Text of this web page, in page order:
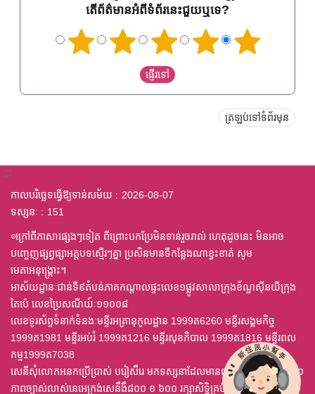
តើព័ត៌មានអំពីទំព័រនេះជួយឬទេ?
ត្រឡប់ទៅទំព័រមុន
:::
កាលបរិច្ឆេទធ្វើឱ្យទាន់សម័យ
2026-08-07
ទស្សនៈ
151
◎ក្រៅពីភាសាផ្សេងៗទៀត ពីព្រោះបកប្រែមិនទាន់រួចរាល់ ហេតុដូចនេះ មិនអាច
បញ្ចេញផ្សព្វផ្សាអត្តបទស្មើរៗគ្នា ប្រសិនមានទីកន្លែងណាខ្វះខាត់ សូម
មេតាអនុង្គ្រោះ។
អាស័យដ្ឋានៈជាន់ទី៩តំបន់ភាគកណ្តាលផ្ទះលេខ១ផ្លូវសាលាក្រុងខ័ណ្ឌស៊ីនយីក្រុង
តៃប៉េ លេខប្រៃសណីយ៍ៈ១១០០៨
លេខទូរស័ព្ទទំនាក់ទំនងៈមន្ទីរអត្រានុកូលដ្ឋាន 1999ត6260 មន្ទីរសង្គមកិច្ច
1999ត1981 មន្ទីរអប់រំ 1999ត1216 មន្ទីរសុខភិបាល 1999ត1816 មន្ទីរពល
កម្ម1999ត7038
សេនីសុំលោកអនកប្រើប្រាស់ បរៀសឹរេ មកទស្សនាដែលមានពុម្ព ឈុតឦលើស ៤,០
ភាពច្បាស់លាស់នេអេក្រង់សេនឹងឹ៨០០ ខ ៦០០ រក្សាសិទ្ធិគ្រប់យ៉ាង